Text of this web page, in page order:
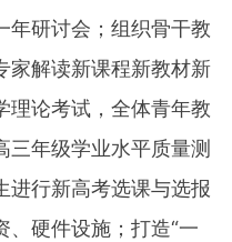
年研讨会；组织骨干教
家解读新课程新教材新
理论考试，全体青年教
三年级学业水平质量测
进行新高考选课与选报
、硬件设施；打造“一